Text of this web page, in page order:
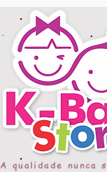
A qualidade nunca